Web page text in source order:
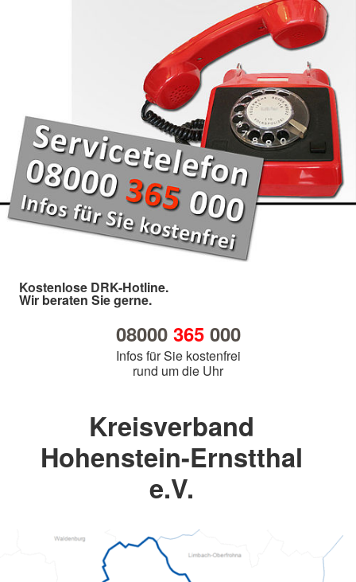
Kostenlose DRK-Hotline.
Wir beraten Sie gerne.
08000 365000
Infos für Sie kostenfrei
rund um die Uhr
Kreisverband
Hohenstein-Ernstthal
e.V.